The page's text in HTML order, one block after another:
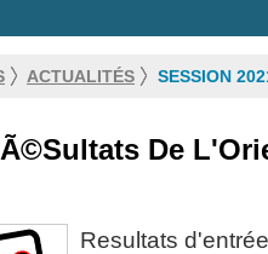
ACTUALITÉS SESSION
De
Resultats